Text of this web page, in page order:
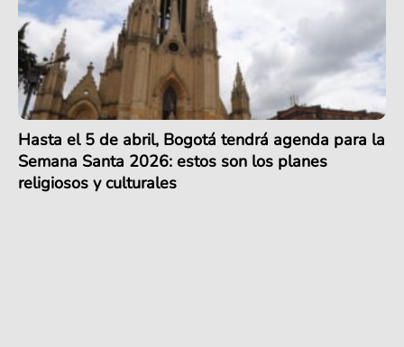
Hasta el 5 de abril, Bogotá tendrá agenda para la
Semana Santa 2026: estos son los planes
religiosos y culturales